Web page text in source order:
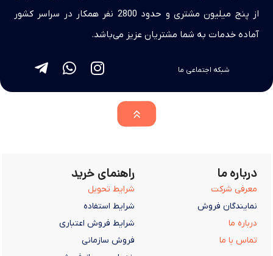
از پنج میلیون مشتری و حدود 2800 نفر همکار در سراسر کشور
آماده خدمات به شما مشتریان عزیز می‌باشد.
شبکه اجتماعی ما
درباره ما
معرفی شرکت
نمایندگان فروش
درباره ما
تماس با ما
راهنمای خرید
شرایط تحویل
شرایط استفاده
شرایط فروش اعتباری
فروش سازمانی